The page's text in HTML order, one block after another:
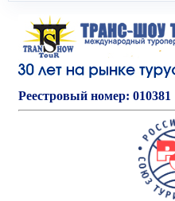
Реестровый номер: 010381